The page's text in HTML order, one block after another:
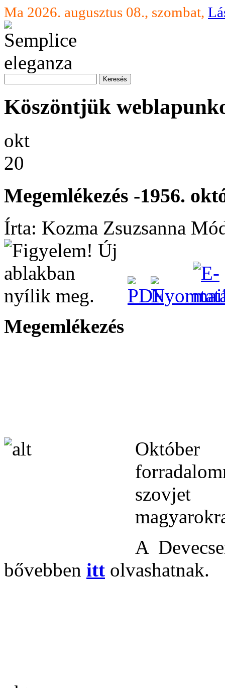
Ma 2026. augusztus 08., szombat,
Köszöntjük
okt
20
Megemlékezés -1956.
Írta: Kozma Zsuzsanna
Megemlékezés
szovjet
A
bővebben itt olvashatnak.